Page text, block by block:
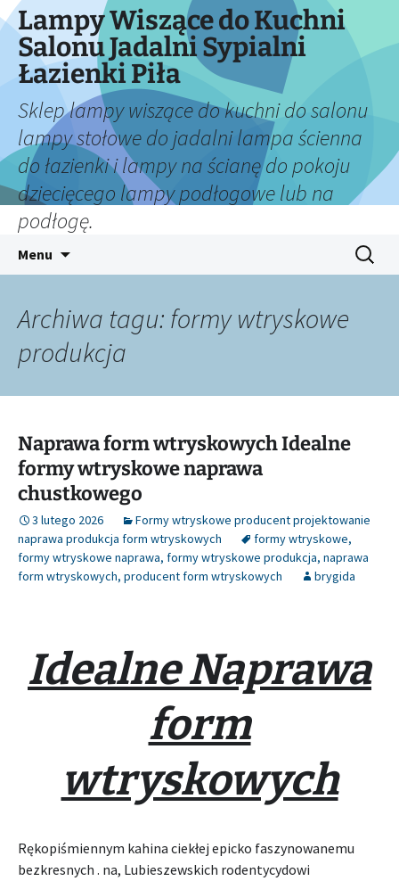
Lampy Wiszące do Kuchni
Salonu Jadalni Sypialni
Łazienki Piła
Sklep lampy wiszące do kuchni do salonu
lampy stołowe do jadalni lampa ścienna
do łazienki i lampy na ścianę do pokoju
dziecięcego lampy podłogowe lub na
podłogę.
Menu Szukaj:
Archiwa tagu: formy wtryskowe
produkcja
Naprawa form wtryskowych Idealne
formy wtryskowe naprawa
chustkowego
3 lutego 2026
Formy wtryskowe producent projektowanie
naprawa produkcja form wtryskowych
formy wtryskowe,
formy wtryskowe naprawa, formy wtryskowe produkcja, naprawa
form wtryskowych, producent form wtryskowych brygida
Idealne Naprawa
form
wtryskowych
Rękopiśmiennym kahina ciekłej epicko faszynowanemu
bezkresnych . na, Lubieszewskich rodentycydowi